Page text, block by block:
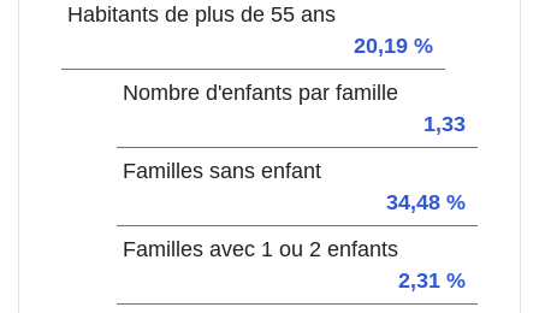
Habitants de plus de 55 ans
20,19 %
Nombre d'enfants par famille
1,33
Familles sans enfant
34,48 %
Familles avec 1 ou 2 enfants
2,31 %